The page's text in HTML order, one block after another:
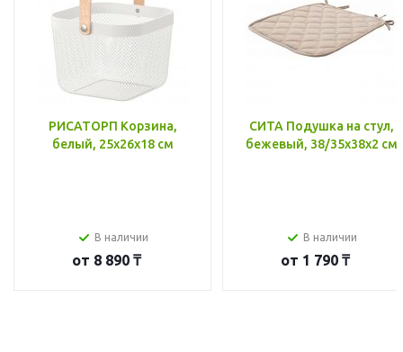
РИСАТОРП Корзина,
белый, 25x26x18 см
В наличии
от 8 890 ₸
СИТА Подушка на стул,
бежевый, 38/35x38x2 см
В наличии
от 1 790 ₸